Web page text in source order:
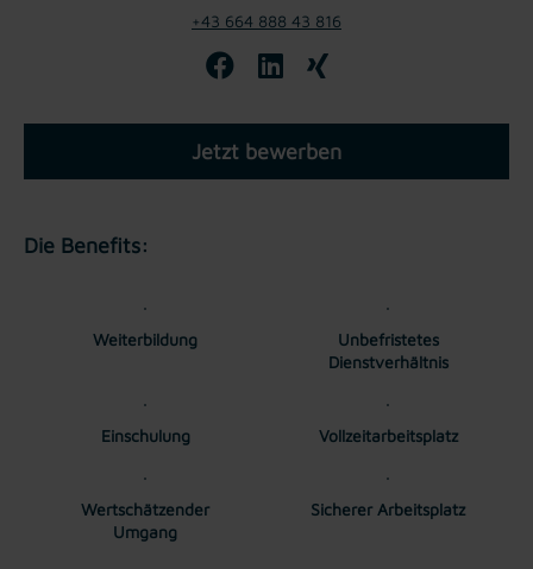
+43 664 888 43 816
Jetzt bewerben
Die Benefits:
Weiterbildung
Unbefristetes
Dienstverhältnis
Einschulung Vollzeitarbeitsplatz
Wertschätzender
Umgang
Sicherer Arbeitsplatz